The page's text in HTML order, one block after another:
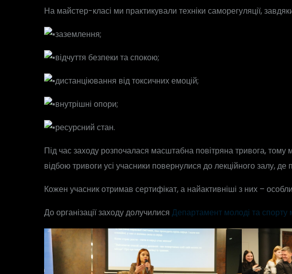
На майстер-класі ми практикували техніки саморегуляції,
заземлення;
відчуття безпеки та спокою;
дистанціювання від токсичних емоцій;
внутрішні опори;
ресурсний стан.
Під час заходу розпочалася масштабна повітряна тривога, тому
відбою тривоги усі учасники повернулися до лекційного залу,
Кожен учасник отримав сертифікат, а найактивніші з них –
До організації заходу долучилися Департамент молоді та спорту